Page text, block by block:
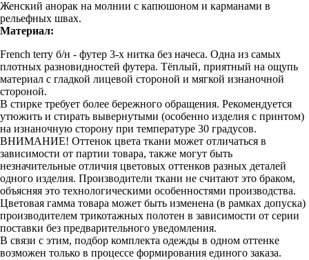
Женский анорак на молнии с капюшоном и карманами в
рельефных швах.
Материал:
French terry б/н - футер 3-х нитка без начеса. Одна из самых
плотных разновидностей футера. Тёплый, приятный на ощупь
материал с гладкой лицевой стороной и мягкой изнаночной
стороной.
В стирке требует более бережного обращения. Рекомендуется
утюжить и стирать вывернутыми (особенно изделия с принтом)
на изнаночную сторону при температуре 30 градусов.
ВНИМАНИЕ! Оттенок цвета ткани может отличаться в
зависимости от партии товара, также могут быть
незначительные отличия цветовых оттенков разных деталей
одного изделия. Производители ткани не считают это браком,
объясняя это технологическими особенностями производства.
Цветовая гамма товара может быть изменена (в рамках допуска)
производителем трикотажных полотен в зависимости от серии
поставки без предварительного уведомления.
В связи с этим, подбор комплекта одежды в одном оттенке
возможен только в процессе формирования единого заказа.